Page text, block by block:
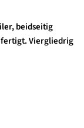
beidseitig
Viergliedrig